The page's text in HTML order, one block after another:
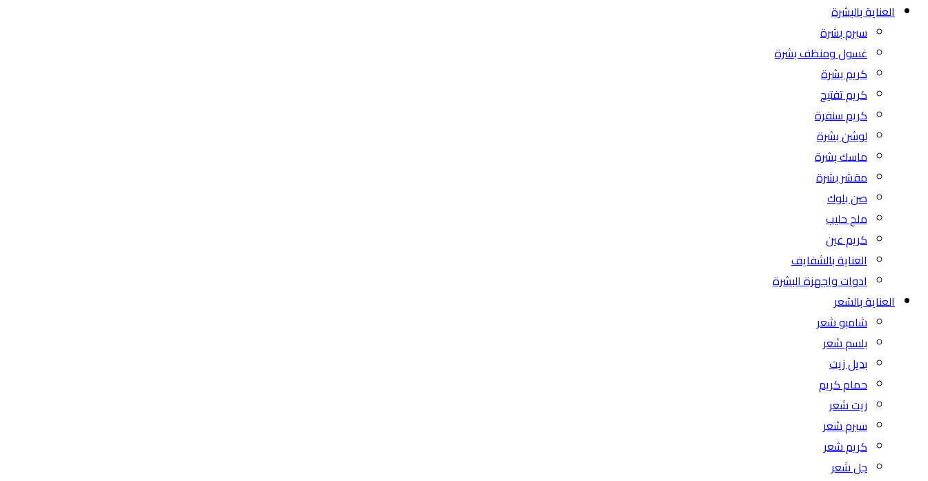
العناية بالبشرة
سيرم بشرة
غسول ومنظف بشرة
كريم بشرة
كريم تفتيح
كريم سنفرة
لوشن بشرة
ماسك بشرة
مقشر بشرة
صن بلوك
ملح حليب
كريم عين
العناية بالشفايف
ادوات واجهزة البشرة
العناية بالشعر
شامبو شعر
بلسم شعر
بديل زيت
حمام كريم
زيت شعر
سيرم شعر
كريم شعر
جل شعر